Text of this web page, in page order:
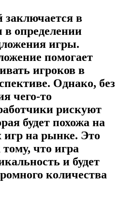
заключается в
в определении
игры.
помогает
игроков в
Однако, без
чего-то
рискуют
будет похожа на
игр на рынке. Это
что игра
и будет
количества